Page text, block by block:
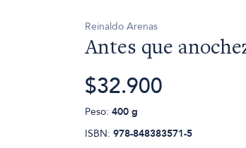
Reinaldo Arenas
Antes que
$32.900
Peso: 400 g
ISBN: 978-848383571-5